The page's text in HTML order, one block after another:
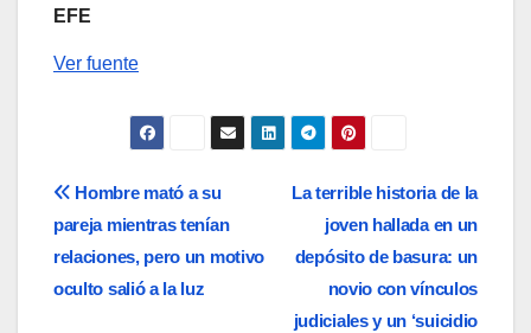
EFE
Ver fuente
Navegación
de
entradas
La terrible historia de la
joven hallada en un
depósito de basura: un
novio con vínculos
judiciales y un ‘suicidio
Hombre mató a su
pareja mientras tenían
relaciones, pero un motivo
oculto salió a la luz